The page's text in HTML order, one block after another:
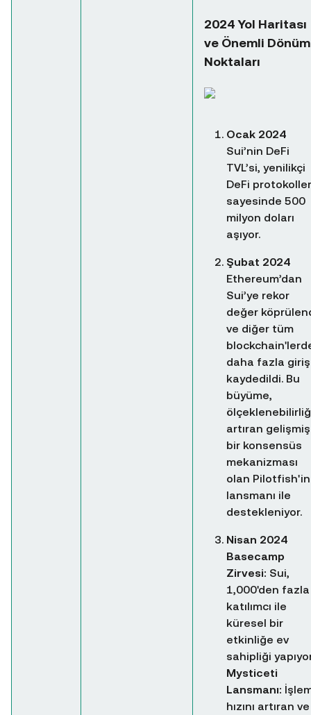
2024 Yol Haritası
ve Önemli Dönüm
Noktaları
Ocak 2024
Sui’nin DeFi
TVL’si, yenilikçi
DeFi
sayesinde 500
milyon doları
aşıyor.
Şubat 2024
Ethereum’dan
Sui’ye rekor
değer
ve diğer tüm
daha fazla giriş
kaydedildi. Bu
büyüme,
artıran gelişmiş
bir konsensüs
mekanizması
olan Pilotfish'in
lansmanı ile
destekleniyor.
Nisan 2024
Basecamp
Zirvesi: Sui,
1,000'den fazla
katılımcı ile
küresel bir
etkinliğe ev
sahipliği
Mysticeti
Lansmanı:
hızını artıran ve